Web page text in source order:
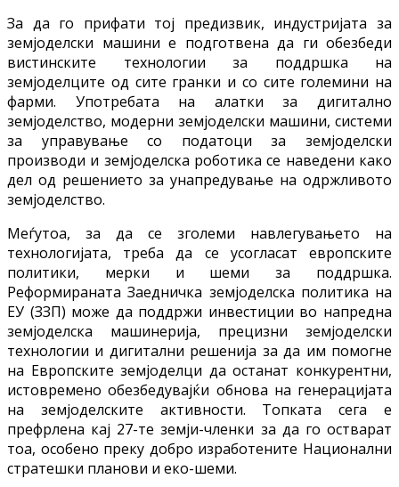
За да го прифати тој предизвик, индустријата за
земјоделски машини е подготвена да ги обезбеди
вистинските технологии за поддршка на
земјоделците од сите гранки и со сите големини на
фарми. Употребата на алатки за дигитално
земјоделство, модерни земјоделски машини, системи
за управување со податоци за земјоделски
производи и земјоделска роботика се наведени како
дел од решението за унапредување на одржливото
земјоделство.
Меѓутоа, за да се зголеми навлегувањето на
технологијата, треба да се усогласат европските
политики, мерки и шеми за поддршка.
Реформираната Заедничка земјоделска политика на
ЕУ (ЗЗП) може да поддржи инвестиции во напредна
земјоделска машинерија, прецизни земјоделски
технологии и дигитални решенија за да им помогне
на Европските земјоделци да останат конкурентни,
истовремено обезбедувајќи обнова на генерацијата
на земјоделските активности. Топката сега е
префрлена кај 27-те земји-членки за да го остварат
тоа, особено преку добро изработените Национални
стратешки планови и еко-шеми.